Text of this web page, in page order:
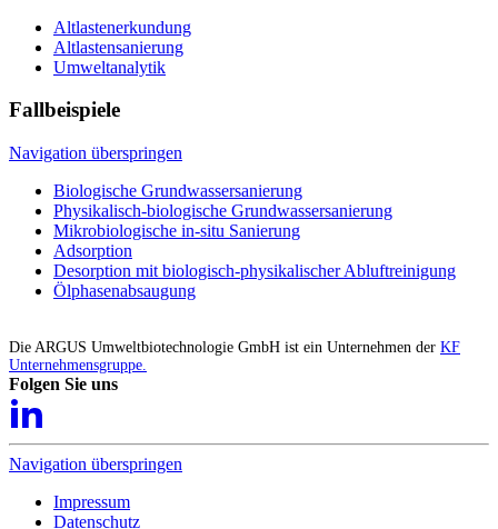
Altlastenerkundung
Altlastensanierung
Umweltanalytik
Fallbeispiele
Navigation überspringen
Biologische Grundwassersanierung
Physikalisch-biologische Grundwassersanierung
Mikrobiologische in-situ Sanierung
Adsorption
Desorption mit biologisch-physikalischer Abluftreinigung
Ölphasenabsaugung
Die ARGUS Umweltbiotechnologie GmbH ist ein Unternehmen der KF
Unternehmensgruppe.
Folgen Sie uns
Navigation überspringen
Impressum
Datenschutz